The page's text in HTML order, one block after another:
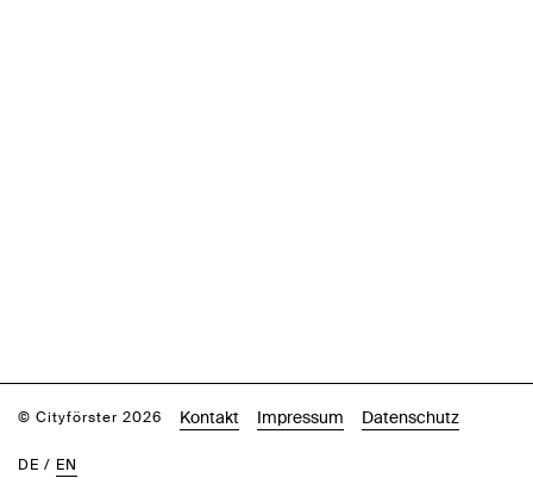
© Cityförster 2026 Kontakt Impressum Datenschutz
DE / EN